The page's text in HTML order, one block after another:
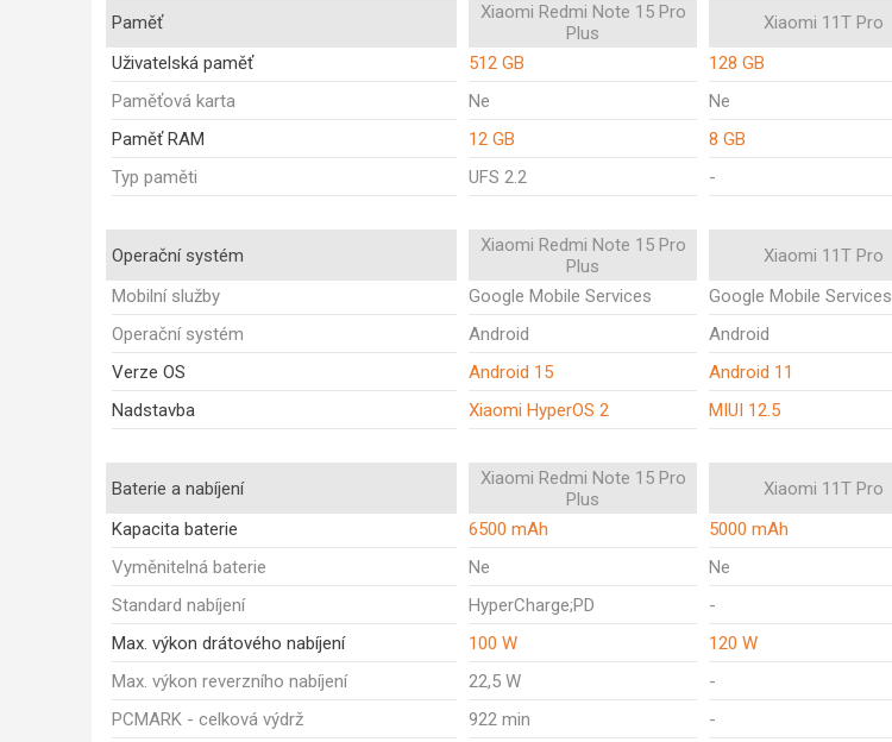
Paměť
Xiaomi Redmi Note 15 Pro
Plus
Xiaomi 11T Pro
Uživatelská paměť
512 GB
128 GB
Paměťová karta
Ne
Ne
Paměť RAM
12 GB
8 GB
Typ paměti
UFS 2.2 -
Operační systém
Xiaomi Redmi Note 15 Pro
Plus
Xiaomi 11T Pro
Mobilní služby
Google Mobile Services
Google Mobile Services
Operační systém
Android
Android
Verze OS
Android 15
Android 11
Nadstavba
Xiaomi HyperOS 2 MIUI 12.5
Baterie a nabíjení
Xiaomi Redmi Note 15 Pro
Plus
Xiaomi 11T Pro
Kapacita baterie
6500 mAh
5000 mAh
Vyměnitelná baterie
Ne
Ne
Standard nabíjení
HyperCharge;PD
-
Max. výkon drátového nabíjení
100 W
120 W
Max. výkon reverzního nabíjení
22,5 W
-
PCMARK - celková výdrž
922 min
-